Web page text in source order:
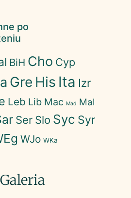
po
BiH Cho Cyp
Gre His Ita Izr
Leb Lib Mac Mad Mal
Ser Slo Syc Syr
WJo WKa
Galeria